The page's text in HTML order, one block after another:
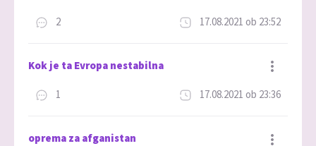
2 17.08.2021 ob 23:52
Kok je ta Evropa nestabilna
1 17.08.2021 ob 23:36
oprema za afganistan